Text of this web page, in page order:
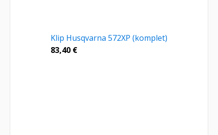
Klip Husqvarna 572XP (komplet)
83,40 €